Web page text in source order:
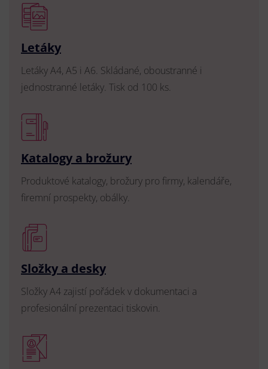
Letáky
Letáky A4, A5 i A6. Skládané, oboustranné i
jednostranné letáky. Tisk od 100 ks.
Katalogy a brožury
Produktové katalogy, brožury pro firmy, kalendáře,
firemní prospekty, obálky.
Složky a desky
Složky A4 zajistí pořádek v dokumentaci a
profesionální prezentaci tiskovin.